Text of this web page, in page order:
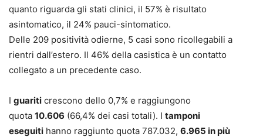
quanto riguarda gli stati clinici, il 57% è risultato
asintomatico, il 24% pauci-sintomatico.
Delle 209 positività odierne, 5 casi sono ricollegabili a
rientri dall’estero. Il 46% della casistica è un contatto
collegato a un precedente caso.
I guariti crescono dello 0,7% e raggiungono
quota 10.606 (66,4% dei casi totali). I tamponi
eseguiti hanno raggiunto quota 787.032, 6.965 in più